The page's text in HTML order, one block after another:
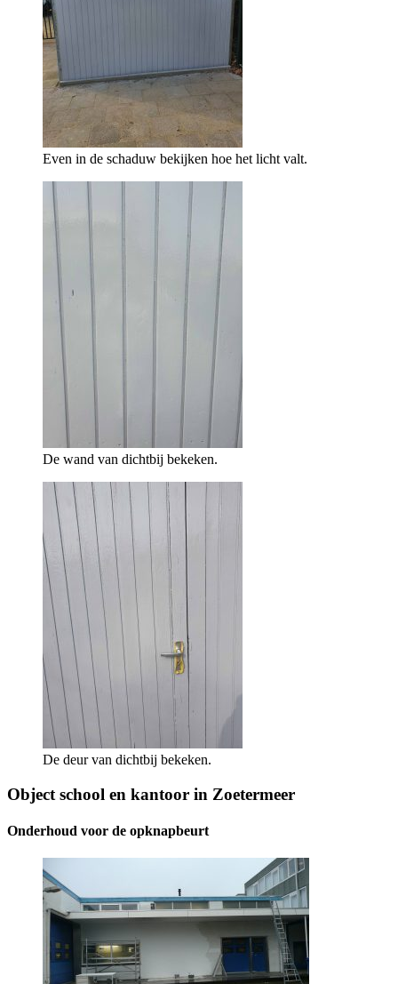
Even in de schaduw bekijken hoe het licht valt.
De wand van dichtbij bekeken.
De deur van dichtbij bekeken.
Object school en kantoor in Zoetermeer
Onderhoud voor de opknapbeurt